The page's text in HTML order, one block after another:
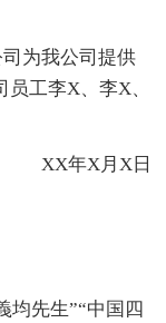
为我公司提供
工李X、李X、
XX年X月X日
均先生”“中国四